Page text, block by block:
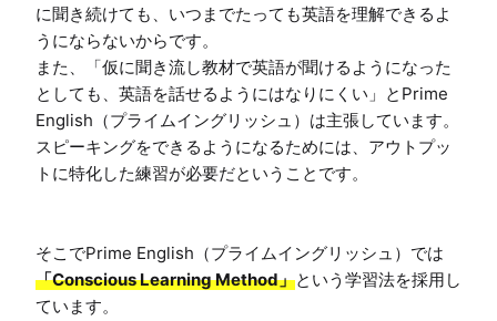
に聞き続けても、いつまでたっても英語を理解できるよ
うにならないからです。
また、「仮に聞き流し教材で英語が聞けるようになった
としても、英語を話せるようにはなりにくい」とPrime
English（プライムイングリッシュ）は主張しています。
スピーキングをできるようになるためには、アウトプッ
トに特化した練習が必要だということです。
そこでPrime English（プライムイングリッシュ）では
「Conscious Learning Method」という学習法を採用し
ています。